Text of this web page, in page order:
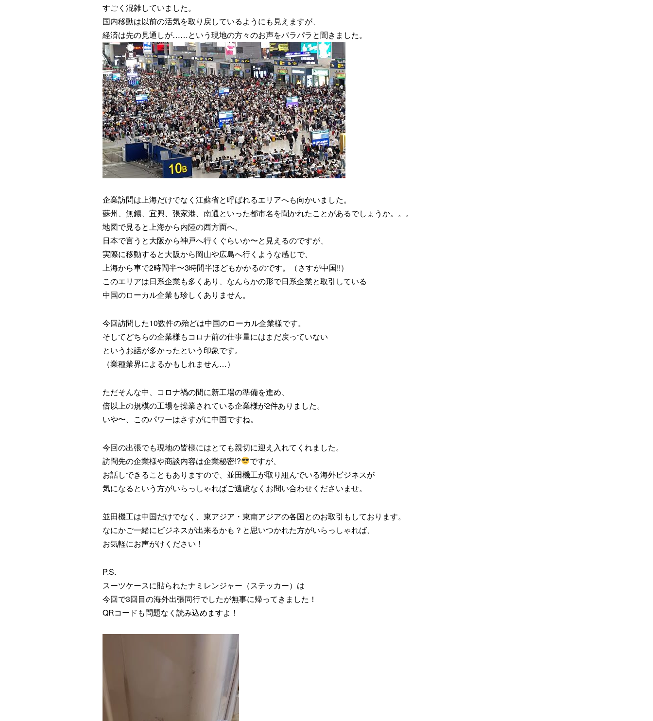
すごく混雑していました。
国内移動は以前の活気を取り戻しているようにも見えますが、
経済は先の見通しが……という現地の方々のお声をパラパラと聞きました。
企業訪問は上海だけでなく江蘇省と呼ばれるエリアへも向かいました。
蘇州、無錫、宜興、張家港、南通といった都市名を聞かれたことがあるでしょうか。。。
地図で見ると上海から内陸の西方面へ、
日本で言うと大阪から神戸へ行くぐらいか〜と見えるのですが、
実際に移動すると大阪から岡山や広島へ行くような感じで、
上海から車で2時間半〜3時間半ほどもかかるのです。（さすが中国!!）
このエリアは日系企業も多くあり、なんらかの形で日系企業と取引している
中国のローカル企業も珍しくありません。
今回訪問した10数件の殆どは中国のローカル企業様です。
そしてどちらの企業様もコロナ前の仕事量にはまだ戻っていない
というお話が多かったという印象です。
（業種業界によるかもしれません…）
ただそんな中、コロナ禍の間に新工場の準備を進め、
倍以上の規模の工場を操業されている企業様が2件ありました。
いや〜、このパワーはさすがに中国ですね。
今回の出張でも現地の皆様にはとても親切に迎え入れてくれました。
訪問先の企業様や商談内容は企業秘密!?
ですが、
お話しできることもありますので、並田機工が取り組んでいる海外ビジネスが
気になるという方がいらっしゃればご遠慮なくお問い合わせくださいませ。
並田機工は中国だけでなく、東アジア・東南アジアの各国とのお取引もしております。
なにかご一緒にビジネスが出来るかも？と思いつかれた方がいらっしゃれば、
お気軽にお声がけください！
P.S.
スーツケースに貼られたナミレンジャー（ステッカー）は
今回で3回目の海外出張同行でしたが無事に帰ってきました！
QRコードも問題なく読み込めますよ！